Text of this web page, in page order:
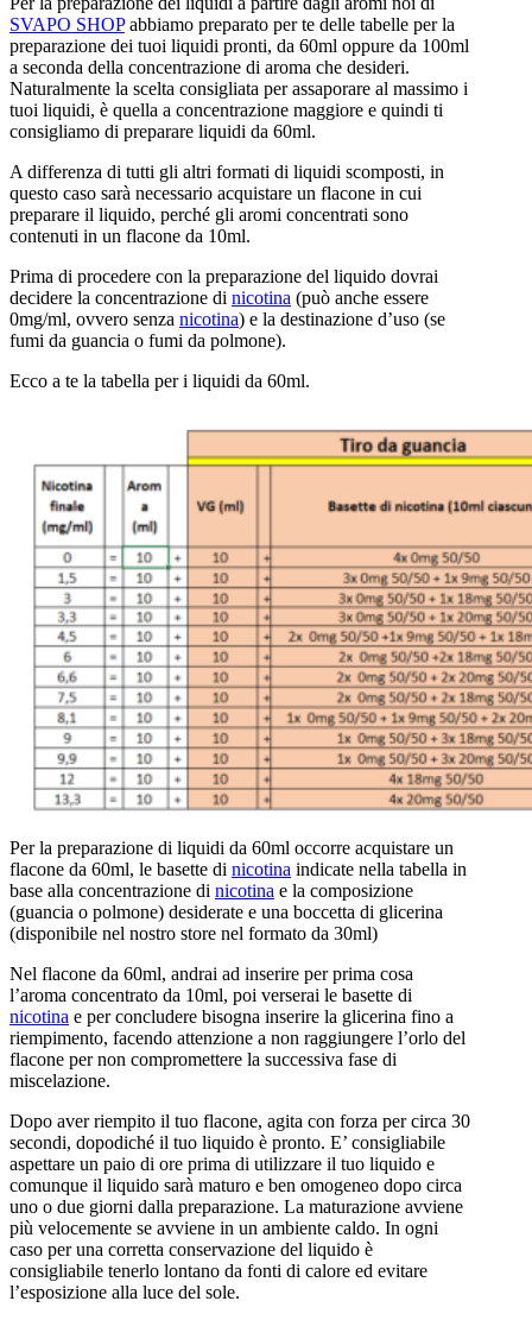
SVAPO SHOPabbiamo preparato per te delle tabelle per la
preparazione dei tuoi liquidi pronti, da 60ml oppure da 100ml
a seconda della concentrazione di aroma che desideri.
Naturalmente la scelta consigliata per assaporare al massimo i
tuoi liquidi, è quella a concentrazione maggiore e quindi ti
consigliamo di preparare liquidi da 60ml.
A differenza di tutti gli altri formati di liquidi scomposti, in
questo caso sarà necessario acquistare un flacone in cui
preparare il liquido, perché gli aromi concentrati sono
contenuti in un flacone da 10ml.
Prima di procedere con la preparazione del liquido dovrai
decidere la concentrazione di nicotina (può anche essere
0mg/ml, ovvero senza nicotina) e la destinazione d’uso (se
fumi da guancia o fumi da polmone).
Ecco a te la tabella per i liquidi da 60ml.
Per la preparazione di liquidi da 60ml occorre acquistare un
flacone da 60ml, le basette di nicotina indicate nella tabella in
base alla concentrazione di nicotina e la composizione
(guancia o polmone) desiderate e una boccetta di glicerina
(disponibile nel nostro store nel formato da 30ml)
Nel flacone da 60ml, andrai ad inserire per prima cosa
l’aroma concentrato da 10ml, poi verserai le basette di
nicotina e per concludere bisogna inserire la glicerina fino a
riempimento, facendo attenzione a non raggiungere l’orlo del
flacone per non compromettere la successiva fase di
miscelazione.
Dopo aver riempito il tuo flacone, agita con forza per circa 30
secondi, dopodiché il tuo liquido è pronto. E’ consigliabile
aspettare un paio di ore prima di utilizzare il tuo liquido e
comunque il liquido sarà maturo e ben omogeneo dopo circa
uno o due giorni dalla preparazione. La maturazione avviene
più velocemente se avviene in un ambiente caldo. In ogni
caso per una corretta conservazione del liquido è
consigliabile tenerlo lontano da fonti di calore ed evitare
l’esposizione alla luce del sole.